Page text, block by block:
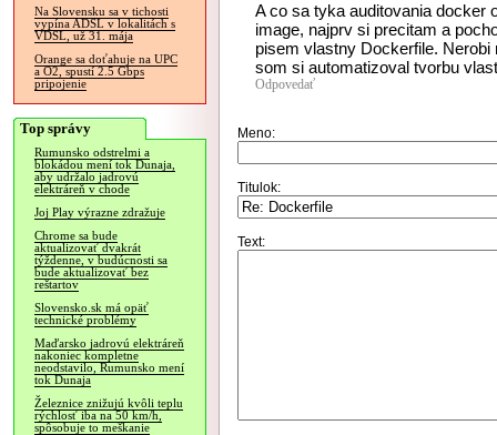
Na Slovensku sa v tichosti
vypína ADSL v lokalitách s
VDSL, už 31. mája
Orange sa doťahuje na UPC
a O2, spustí 2.5 Gbps
pripojenie
Top správy
Rumunsko odstrelmi a
blokádou mení tok Dunaja,
aby udržalo jadrovú
elektráreň v chode
Joj Play výrazne zdražuje
Chrome sa bude
aktualizovať dvakrát
týždenne, v budúcnosti sa
bude aktualizovať bez
reštartov
Slovensko.sk má opäť
technické problémy
Maďarsko jadrovú elektráreň
nakoniec kompletne
neodstavilo, Rumunsko mení
tok Dunaja
Železnice znižujú kvôli teplu
rýchlosť iba na 50 km/h,
spôsobuje to meškanie
A co sa tyka auditovania docker
image, najprv si precitam a
pisem vlastny Dockerfile.
som si automatizoval tvorbu
Odpovedať
Meno:
Titulok:
Text: